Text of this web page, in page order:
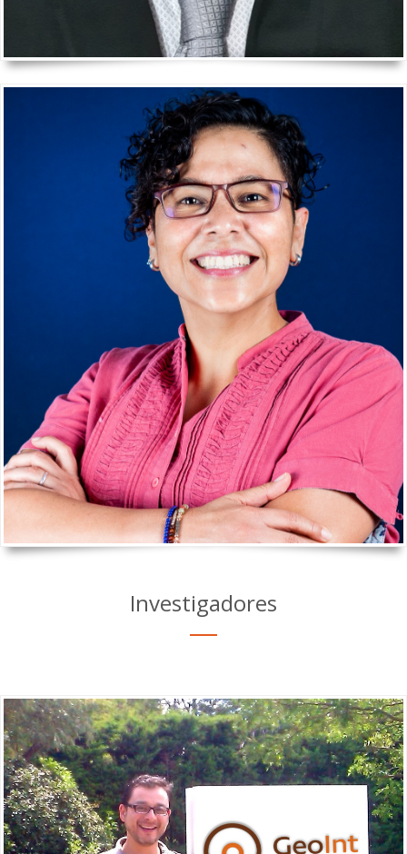
Investigadores